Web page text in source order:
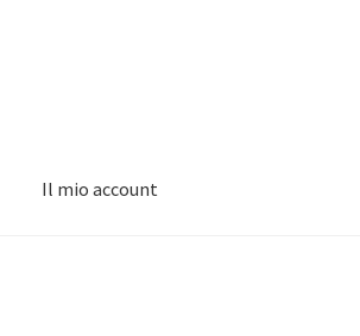
Il mio account